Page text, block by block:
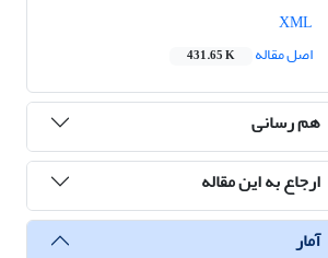
اصل مقاله
431.65 K
هم رسانی
ارجاع به این مقاله
آمار